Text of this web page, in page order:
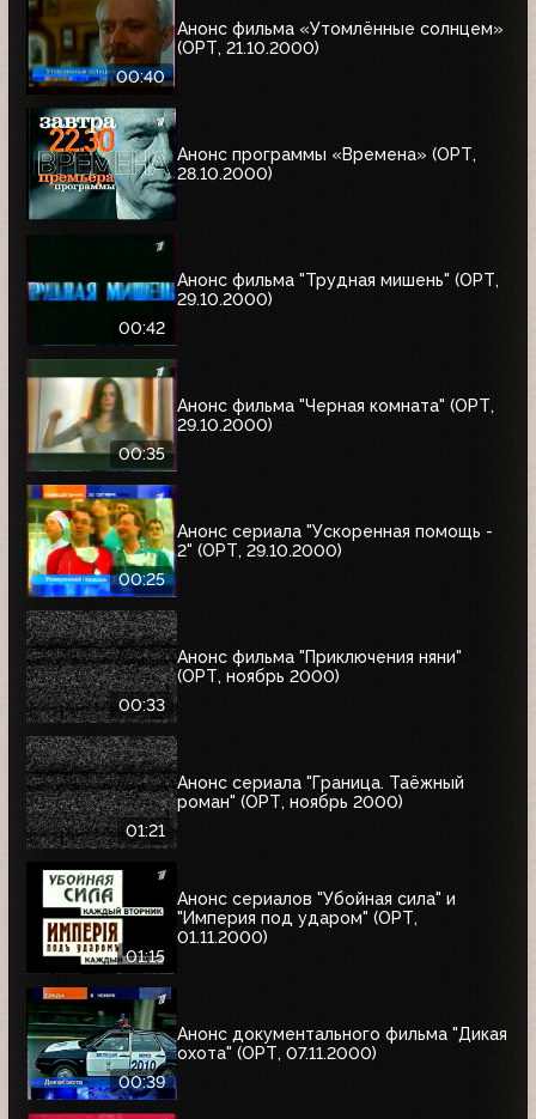
00:40
Анонс фильма «Утомлённые солнцем»
(ОРТ, 21.10.2000)
Анонс программы «Времена» (ОРТ,
28.10.2000)
00:42
Анонс фильма "Трудная мишень" (ОРТ,
29.10.2000)
00:35
Анонс фильма "Черная комната" (ОРТ,
29.10.2000)
00:25
Анонс сериала "Ускоренная помощь -
2" (ОРТ, 29.10.2000)
00:33
Анонс фильма "Приключения няни"
(ОРТ, ноябрь 2000)
01:21
Анонс сериала "Граница. Таёжный
роман" (ОРТ, ноябрь 2000)
01:15
Анонс сериалов "Убойная сила" и
"Империя под ударом" (ОРТ,
01.11.2000)
00:39
Анонс документального фильма "Дикая
охота" (ОРТ, 07.11.2000)